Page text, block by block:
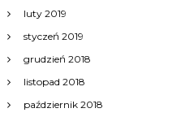
luty 2019
styczeń 2019
grudzień 2018
listopad 2018
październik 2018